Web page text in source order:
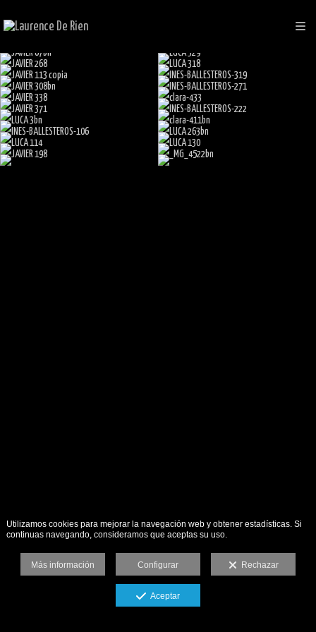
Utilizamos cookies para mejorar la navegación web y obtener estadísticas. Si
continuas navegando, consideramos que aceptas su uso.
Más información Configurar Rechazar
Aceptar